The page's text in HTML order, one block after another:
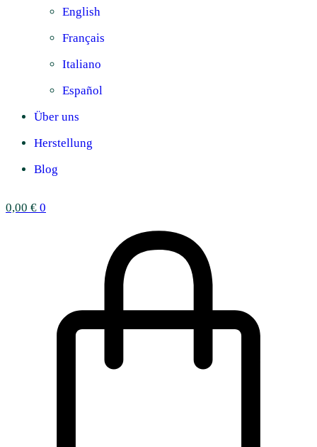
English
Français
Italiano
Español
Über uns
Herstellung
Blog
0,00 € 0